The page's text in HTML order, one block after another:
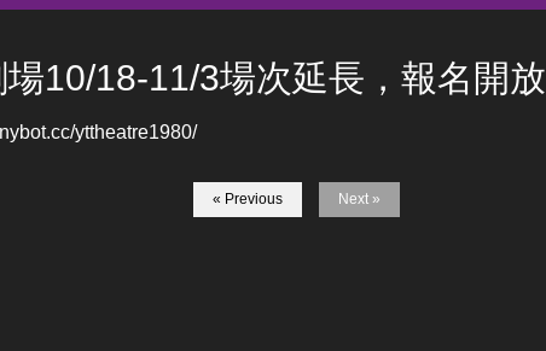
10/18-11/3場次延長，報名開放
yttheatre1980/
« Previous Next »